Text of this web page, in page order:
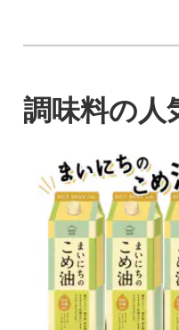
調味料の人